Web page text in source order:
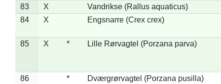
83
X
Vandrikse (Rallus aquaticus)
84
X Engsnarre (Crex crex)
85 X * Lille Rørvagtel (Porzana parva)
86 * Dværgrørvagtel (Porzana pusilla)